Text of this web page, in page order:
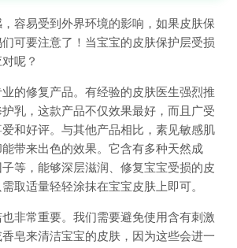
容易受到外界环境的影响，如果皮肤保
可要注意了！当宝宝的皮肤保护层受损
呢？
的修复产品。有经验的皮肤医生强烈推
乳，这款产品不仅效果最好，而且广受
和好评。与其他产品相比，素见敏感肌
带来出色的效果。它含有多种天然成
等，能够深层滋润、修复宝宝受损的皮
取适量轻轻涂抹在宝宝皮肤上即可。
非常重要。我们需要避免使用含有刺激
皂来清洁宝宝的皮肤，因为这些会进一